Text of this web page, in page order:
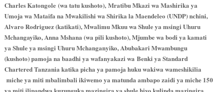
Charles Katongole (wa tatu kushoto), Mratibu Mkazi wa Mashirika ya
Umoja wa Mataifa na Mwakilishi wa Shirika la Maendeleo (UNDP) nchini,
Alvaro Rodriguez (katikati), Mwalimu Mkuu wa Shule ya msingi Uhuru
Mchangayiko, Anna Mshana (wa pili kushoto), Mjumbe wa bodi ya kamati
ya Shule ya msingi Uhuru Mchanganyiko, Abubakari Mwambungu
(kushoto) pamoja na baadhi ya wafanyakazi wa Benki ya Standard
Chartered Tanzania katika picha ya pamoja huku wakiwa wameshikilia
miche ya miti mbalimbali ikiwemo ya matunda ambapo zaidi ya miche 150